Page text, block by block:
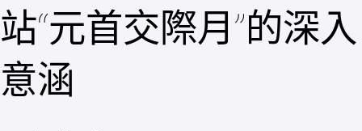
站“元首交際月”的深入
意涵